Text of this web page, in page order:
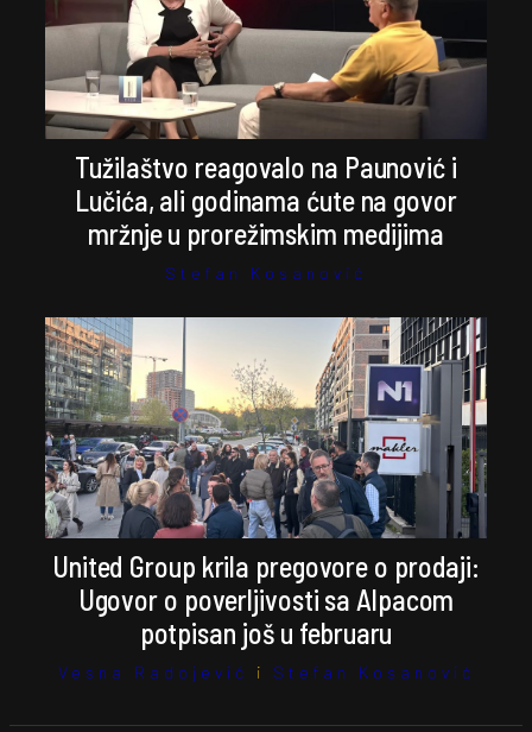
Tužilaštvo reagovalo na Paunović i
Lučića, ali godinama ćute na govor
mržnje u prorežimskim medijima
Stefan Kosanović
United Group krila pregovore o prodaji:
Ugovor o poverljivosti sa Alpacom
potpisan još u februaru
Vesna Radojević i Stefan Kosanović